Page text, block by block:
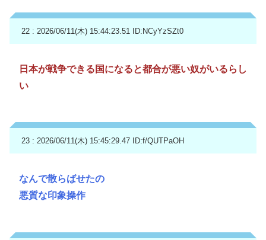
22 : 2026/06/11(木) 15:44:23.51 ID:NCyYzSZt0
日本が戦争できる国になると都合が悪い奴がいるらし
い
23 : 2026/06/11(木) 15:45:29.47 ID:f/QUTPaOH
なんで散らばせたの
悪質な印象操作